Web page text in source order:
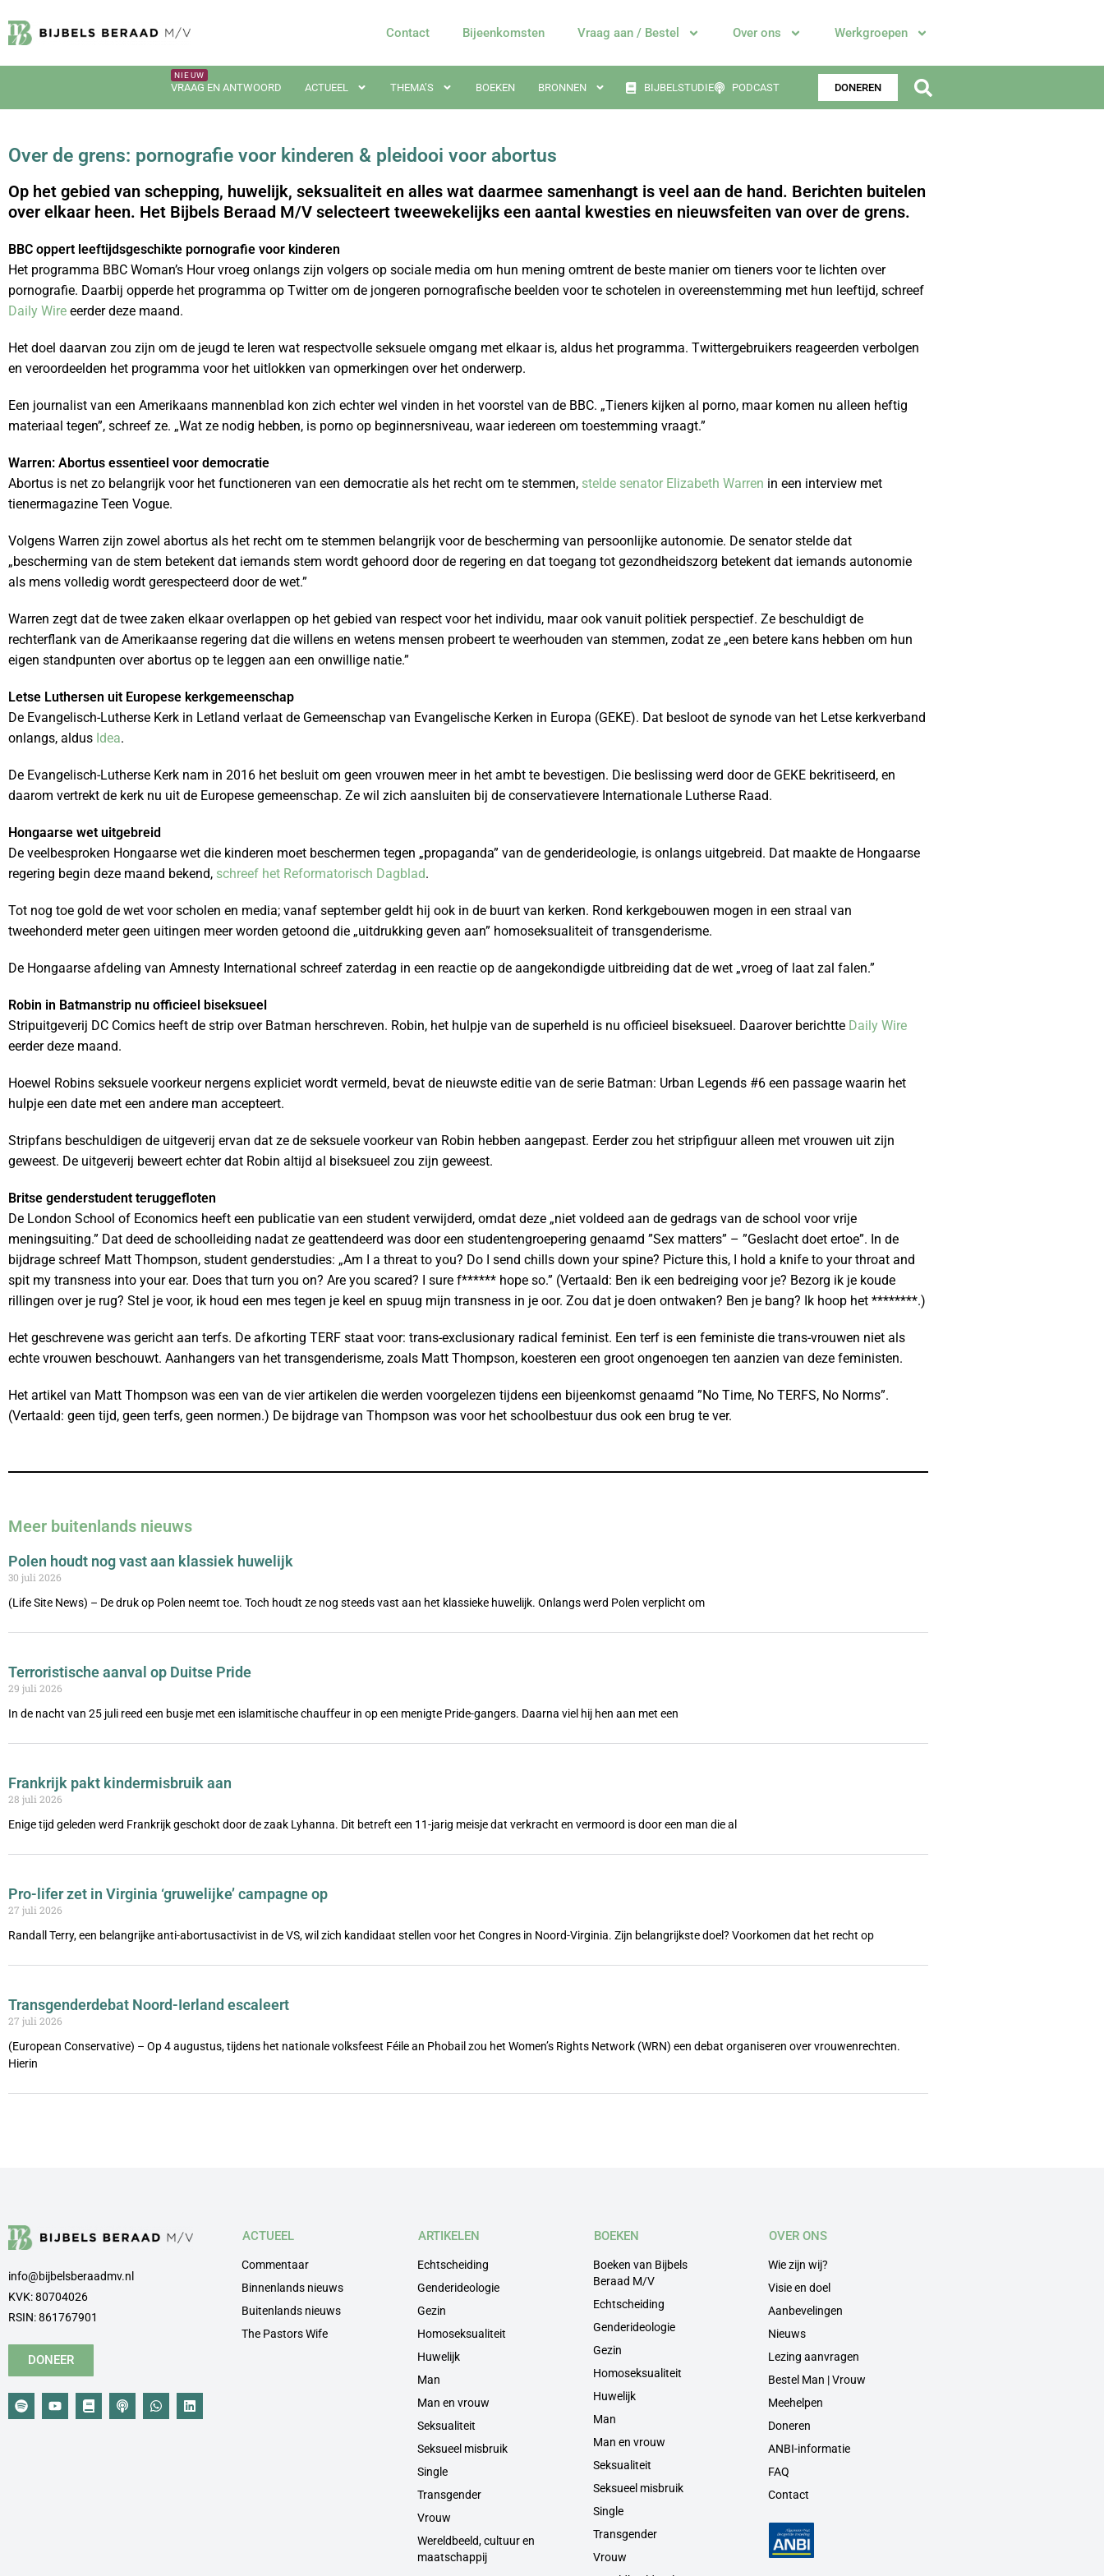
Contact Bijeenkomsten Vraag aan / Bestel Over ons Werkgroepen
VRAAG EN ANTWOORD ACTUEEL THEMA’S BOEKEN BRONNEN BIJBELSTUDIE PODCAST DONEREN
Over de grens: pornografie voor kinderen & pleidooi voor abortus
Op het gebied van schepping, huwelijk, seksualiteit en alles wat daarmee samenhangt is veel aan de hand. Berichten buitelen
over elkaar heen. Het Bijbels Beraad M/V selecteert tweewekelijks een aantal kwesties en nieuwsfeiten van over de grens.
BBC oppert leeftijdsgeschikte pornografie voor kinderen
Het programma BBC Woman’s Hour vroeg onlangs zijn volgers op sociale media om hun mening omtrent de beste manier om tieners voor te lichten over
pornografie. Daarbij opperde het programma op Twitter om de jongeren pornografische beelden voor te schotelen in overeenstemming met hun leeftijd, schreef
Daily Wire eerder deze maand.
Het doel daarvan zou zijn om de jeugd te leren wat respectvolle seksuele omgang met elkaar is, aldus het programma. Twittergebruikers reageerden verbolgen
en veroordeelden het programma voor het uitlokken van opmerkingen over het onderwerp.
Een journalist van een Amerikaans mannenblad kon zich echter wel vinden in het voorstel van de BBC. „Tieners kijken al porno, maar komen nu alleen heftig
materiaal tegen”, schreef ze. „Wat ze nodig hebben, is porno op beginnersniveau, waar iedereen om toestemming vraagt.”
Warren: Abortus essentieel voor democratie
Abortus is net zo belangrijk voor het functioneren van een democratie als het recht om te stemmen, stelde senator Elizabeth Warren in een interview met
tienermagazine Teen Vogue.
Volgens Warren zijn zowel abortus als het recht om te stemmen belangrijk voor de bescherming van persoonlijke autonomie. De senator stelde dat
„bescherming van de stem betekent dat iemands stem wordt gehoord door de regering en dat toegang tot gezondheidszorg betekent dat iemands autonomie
als mens volledig wordt gerespecteerd door de wet.”
Warren zegt dat de twee zaken elkaar overlappen op het gebied van respect voor het individu, maar ook vanuit politiek perspectief. Ze beschuldigt de
rechterflank van de Amerikaanse regering dat die willens en wetens mensen probeert te weerhouden van stemmen, zodat ze „een betere kans hebben om hun
eigen standpunten over abortus op te leggen aan een onwillige natie.”
Letse Luthersen uit Europese kerkgemeenschap
De Evangelisch-Lutherse Kerk in Letland verlaat de Gemeenschap van Evangelische Kerken in Europa (GEKE). Dat besloot de synode van het Letse kerkverband
onlangs, aldus Idea.
De Evangelisch-Lutherse Kerk nam in 2016 het besluit om geen vrouwen meer in het ambt te bevestigen. Die beslissing werd door de GEKE bekritiseerd, en
daarom vertrekt de kerk nu uit de Europese gemeenschap. Ze wil zich aansluiten bij de conservatievere Internationale Lutherse Raad.
Hongaarse wet uitgebreid
De veelbesproken Hongaarse wet die kinderen moet beschermen tegen „propaganda” van de genderideologie, is onlangs uitgebreid. Dat maakte de Hongaarse
regering begin deze maand bekend, schreef het Reformatorisch Dagblad.
Tot nog toe gold de wet voor scholen en media; vanaf september geldt hij ook in de buurt van kerken. Rond kerkgebouwen mogen in een straal van
tweehonderd meter geen uitingen meer worden getoond die „uitdrukking geven aan” homoseksualiteit of transgenderisme.
De Hongaarse afdeling van Amnesty International schreef zaterdag in een reactie op de aangekondigde uitbreiding dat de wet „vroeg of laat zal falen.”
Robin in Batmanstrip nu officieel biseksueel
Stripuitgeverij DC Comics heeft de strip over Batman herschreven. Robin, het hulpje van de superheld is nu officieel biseksueel. Daarover berichtte Daily Wire
eerder deze maand.
Hoewel Robins seksuele voorkeur nergens expliciet wordt vermeld, bevat de nieuwste editie van de serie Batman: Urban Legends #6 een passage waarin het
hulpje een date met een andere man accepteert.
Stripfans beschuldigen de uitgeverij ervan dat ze de seksuele voorkeur van Robin hebben aangepast. Eerder zou het stripfiguur alleen met vrouwen uit zijn
geweest. De uitgeverij beweert echter dat Robin altijd al biseksueel zou zijn geweest.
Britse genderstudent teruggefloten
De London School of Economics heeft een publicatie van een student verwijderd, omdat deze „niet voldeed aan de gedrags van de school voor vrije
meningsuiting.” Dat deed de schoolleiding nadat ze geattendeerd was door een studentengroepering genaamd ”Sex matters” – ”Geslacht doet ertoe”. In de
bijdrage schreef Matt Thompson, student genderstudies: „Am I a threat to you? Do I send chills down your spine? Picture this, I hold a knife to your throat and
spit my transness into your ear. Does that turn you on? Are you scared? I sure f****** hope so.” (Vertaald: Ben ik een bedreiging voor je? Bezorg ik je koude
rillingen over je rug? Stel je voor, ik houd een mes tegen je keel en spuug mijn transness in je oor. Zou dat je doen ontwaken? Ben je bang? Ik hoop het ********.)
Het geschrevene was gericht aan terfs. De afkorting TERF staat voor: trans-exclusionary radical feminist. Een terf is een feministe die trans-vrouwen niet als
echte vrouwen beschouwt. Aanhangers van het transgenderisme, zoals Matt Thompson, koesteren een groot ongenoegen ten aanzien van deze feministen.
Het artikel van Matt Thompson was een van de vier artikelen die werden voorgelezen tijdens een bijeenkomst genaamd ”No Time, No TERFS, No Norms”.
(Vertaald: geen tijd, geen terfs, geen normen.) De bijdrage van Thompson was voor het schoolbestuur dus ook een brug te ver.
Meer buitenlands nieuws
Polen houdt nog vast aan klassiek huwelijk
30 juli 2026
(Life Site News) – De druk op Polen neemt toe. Toch houdt ze nog steeds vast aan het klassieke huwelijk. Onlangs werd Polen verplicht om
Terroristische aanval op Duitse Pride
29 juli 2026
In de nacht van 25 juli reed een busje met een islamitische chauffeur in op een menigte Pride-gangers. Daarna viel hij hen aan met een
Frankrijk pakt kindermisbruik aan
28 juli 2026
Enige tijd geleden werd Frankrijk geschokt door de zaak Lyhanna. Dit betreft een 11-jarig meisje dat verkracht en vermoord is door een man die al
Pro-lifer zet in Virginia ‘gruwelijke’ campagne op
27 juli 2026
Randall Terry, een belangrijke anti-abortusactivist in de VS, wil zich kandidaat stellen voor het Congres in Noord-Virginia. Zijn belangrijkste doel? Voorkomen dat het recht op
Transgenderdebat Noord-Ierland escaleert
27 juli 2026
(European Conservative) – Op 4 augustus, tijdens het nationale volksfeest Féile an Phobail zou het Women’s Rights Network (WRN) een debat organiseren over vrouwenrechten.
Hierin
info@bijbelsberaadmv.nl
KVK: 80704026
RSIN: 861767901
DONEER
ACTUEEL
Commentaar
Binnenlands nieuws
Buitenlands nieuws
The Pastors Wife
ARTIKELEN
Echtscheiding
Genderideologie
Gezin
Homoseksualiteit
Huwelijk
Man
Man en vrouw
Seksualiteit
Seksueel misbruik
Single
Transgender
Vrouw
Wereldbeeld, cultuur en
maatschappij
BOEKEN
Boeken van Bijbels
Beraad M/V
Echtscheiding
Genderideologie
Gezin
Homoseksualiteit
Huwelijk
Man
Man en vrouw
Seksualiteit
Seksueel misbruik
Single
Transgender
Vrouw
OVER ONS
Wie zijn wij?
Visie en doel
Aanbevelingen
Nieuws
Lezing aanvragen
Bestel Man | Vrouw
Meehelpen
Doneren
ANBI-informatie
FAQ
Contact